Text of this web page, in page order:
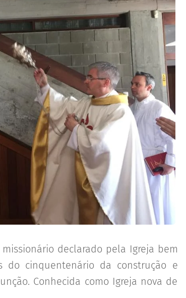
declarado pela Igreja bem
do cinquentenário da construção e
Conhecida como Igreja nova de